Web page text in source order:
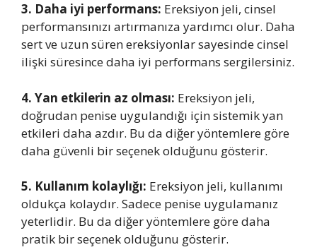
3. Daha iyi performans: Ereksiyon jeli, cinsel
performansınızı artırmanıza yardımcı olur. Daha
sert ve uzun süren ereksiyonlar sayesinde cinsel
ilişki süresince daha iyi performans sergilersiniz.
4. Yan etkilerin az olması: Ereksiyon jeli,
doğrudan penise uygulandığı için sistemik yan
etkileri daha azdır. Bu da diğer yöntemlere göre
daha güvenli bir seçenek olduğunu gösterir.
5. Kullanım kolaylığı: Ereksiyon jeli, kullanımı
oldukça kolaydır. Sadece penise uygulamanız
yeterlidir. Bu da diğer yöntemlere göre daha
pratik bir seçenek olduğunu gösterir.